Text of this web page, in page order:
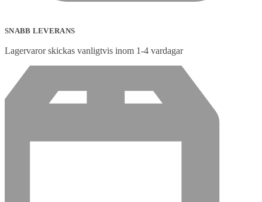
SNABB LEVERANS
Lagervaror skickas vanligtvis inom 1-4 vardagar